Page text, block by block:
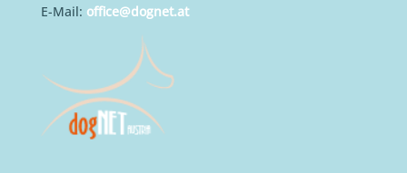
E-Mail: office@dognet.at